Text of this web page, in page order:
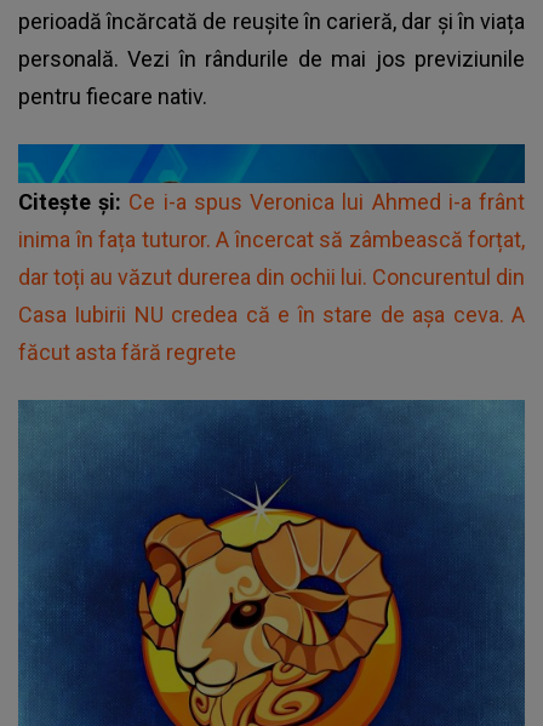
perioadă încărcată de reușite în carieră, dar și în viața
personală. Vezi în rândurile de mai jos previziunile
pentru fiecare nativ.
Citește și: Ce i-a spus Veronica lui Ahmed i-a frânt
inima în fața tuturor. A încercat să zâmbească forțat,
dar toți au văzut durerea din ochii lui. Concurentul din
Casa Iubirii NU credea că e în stare de așa ceva. A
făcut asta fără regrete